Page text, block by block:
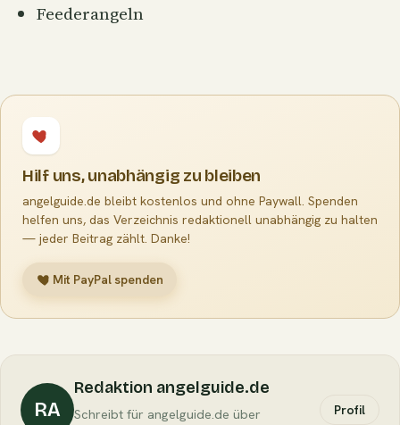
Feederangeln
Hilf uns, unabhängig zu bleiben
angelguide.de bleibt kostenlos und ohne Paywall. Spenden
helfen uns, das Verzeichnis redaktionell unabhängig zu halten
— jeder Beitrag zählt. Danke!
Mit PayPal spenden
RA
Redaktion angelguide.de
Schreibt für angelguide.de über
Profil